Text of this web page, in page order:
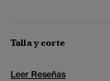
Talla y corte
Leer Reseñas